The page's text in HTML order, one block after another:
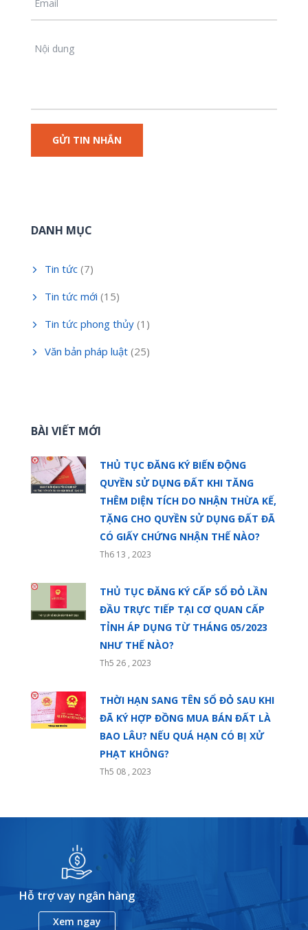
DANH MỤC
Tin tức (7)
Tin tức mới (15)
Tin tức phong thủy (1)
Văn bản pháp luật (25)
BÀI VIẾT MỚI
THỦ TỤC ĐĂNG KÝ BIẾN ĐỘNG
QUYỀN SỬ DỤNG ĐẤT KHI TĂNG
THÊM DIỆN TÍCH DO NHẬN THỪA KẾ,
TẶNG CHO QUYỀN SỬ DỤNG ĐẤT ĐÃ
CÓ GIẤY CHỨNG NHẬN THẾ NÀO?
Th6 13 , 2023
THỦ TỤC ĐĂNG KÝ CẤP SỔ ĐỎ LẦN
ĐẦU TRỰC TIẾP TẠI CƠ QUAN CẤP
TỈNH ÁP DỤNG TỪ THÁNG 05/2023
NHƯ THẾ NÀO?
Th5 26 , 2023
THỜI HẠN SANG TÊN SỔ ĐỎ SAU KHI
ĐÃ KÝ HỢP ĐỒNG MUA BÁN ĐẤT LÀ
BAO LÂU? NẾU QUÁ HẠN CÓ BỊ XỬ
PHẠT KHÔNG?
Th5 08 , 2023
Hỗ trợ vay ngân hàng
Xem ngay